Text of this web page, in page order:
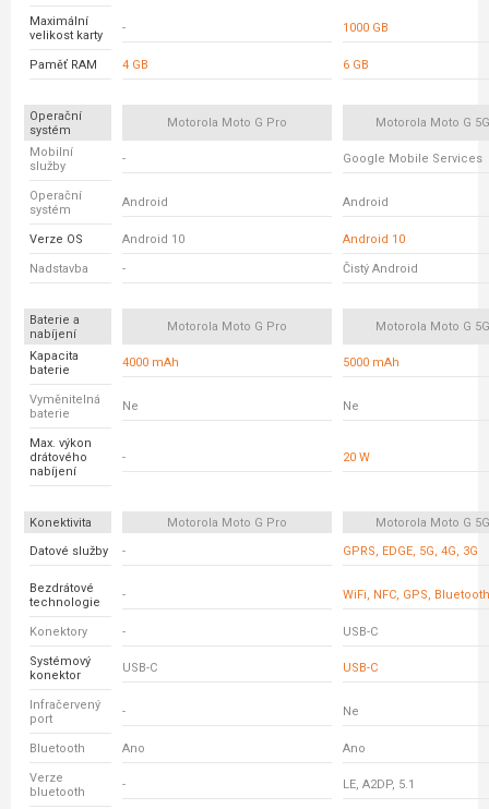
Maximální
velikost karty
- 1000 GB
Paměť RAM 4 GB 6 GB
Operační
systém
Motorola Moto G Pro Motorola Moto G
Mobilní
služby
- Google Mobile Services
Operační
systém
Android Android
Verze OS Android 10 Android 10
Nadstavba - Čistý Android
Baterie a
nabíjení
Motorola Moto G Pro Motorola Moto G
Kapacita
baterie
4000 mAh 5000 mAh
Vyměnitelná
baterie
Ne Ne
Max. výkon
drátového
nabíjení
- 20 W
Konektivita Motorola Moto G Pro
Motorola Moto G
Datové služby
- GPRS, EDGE, 5G, 4G, 3G
Bezdrátové
technologie
- WiFi, NFC, GPS, Bluetooth
Konektory - USB-C
Systémový
konektor
USB-C USB-C
Infračervený
port
- Ne
Bluetooth Ano Ano
Verze
bluetooth
- LE, A2DP, 5.1